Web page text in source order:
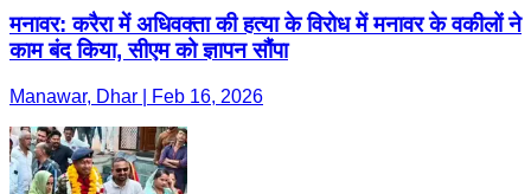
मनावर: करैरा में अधिवक्ता की हत्या के विरोध में मनावर के वकीलों ने
काम बंद किया, सीएम को ज्ञापन सौंपा
Manawar, Dhar | Feb 16, 2026